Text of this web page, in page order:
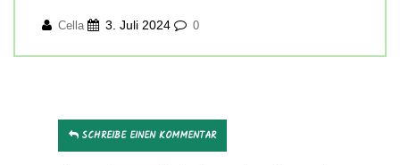
Cella 3. Juli 2024 0
SCHREIBE EINEN KOMMENTAR